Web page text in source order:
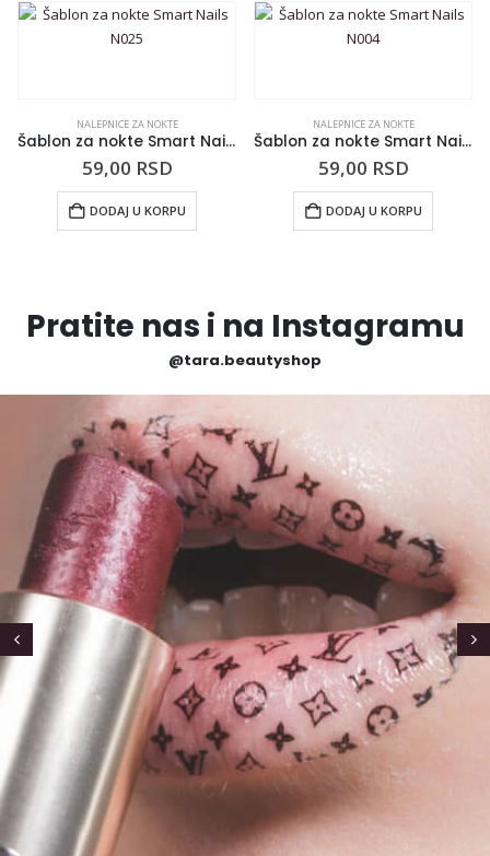
NALEPNICE ZA NOKTE
Šablon za nokte Smart Nails N025
59,00 RSD
DODAJ U KORPU
NALEPNICE ZA NOKTE
Šablon za nokte Smart Nails N004
59,00 RSD
DODAJ U KORPU
Pratite nas i na Instagramu
@tara.beautyshop